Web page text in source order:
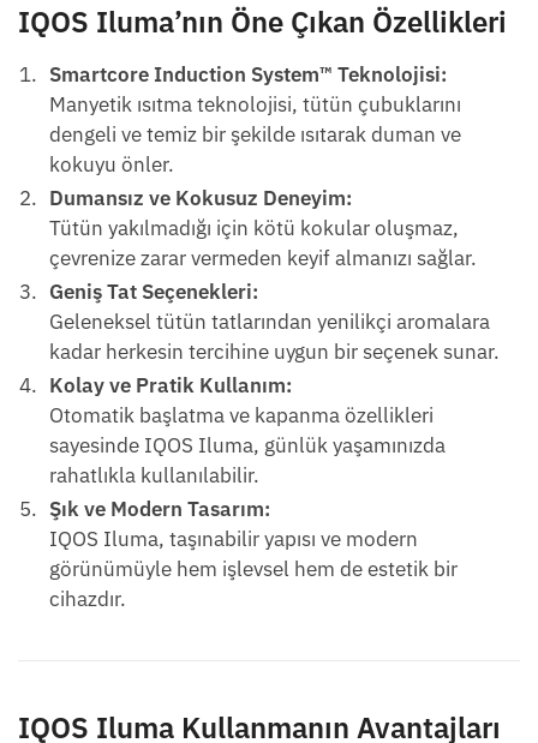
IQOS Iluma’nın Öne Çıkan Özellikleri
Smartcore Induction System™ Teknolojisi:
Manyetik ısıtma teknolojisi, tütün çubuklarını
dengeli ve temiz bir şekilde ısıtarak duman ve
kokuyu önler.
Dumansız ve Kokusuz Deneyim:
Tütün yakılmadığı için kötü kokular oluşmaz,
çevrenize zarar vermeden keyif almanızı sağlar.
Geniş Tat Seçenekleri:
Geleneksel tütün tatlarından yenilikçi aromalara
kadar herkesin tercihine uygun bir seçenek sunar.
Kolay ve Pratik Kullanım:
Otomatik başlatma ve kapanma özellikleri
sayesinde IQOS Iluma, günlük yaşamınızda
rahatlıkla kullanılabilir.
Şık ve Modern Tasarım:
IQOS Iluma, taşınabilir yapısı ve modern
görünümüyle hem işlevsel hem de estetik bir
cihazdır.
IQOS Iluma Kullanmanın Avantajları